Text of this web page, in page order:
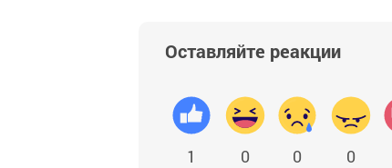
Оставляйте реакции
1 0 0 0